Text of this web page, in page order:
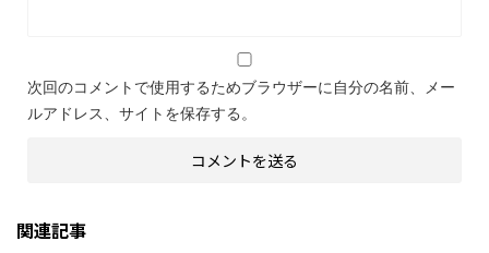
次回のコメントで使用するためブラウザーに自分の名前、メー
ルアドレス、サイトを保存する。
関連記事